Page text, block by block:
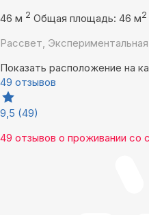
46 м 2 Общая площадь: 46 м2
Рассвет,
Показать расположение на
49 отзывов
9,5 (49)
49 отзывов о проживании со